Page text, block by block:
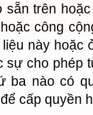
trên
công
này hoặc
sự cho phép
ba nào có
cấp quyền